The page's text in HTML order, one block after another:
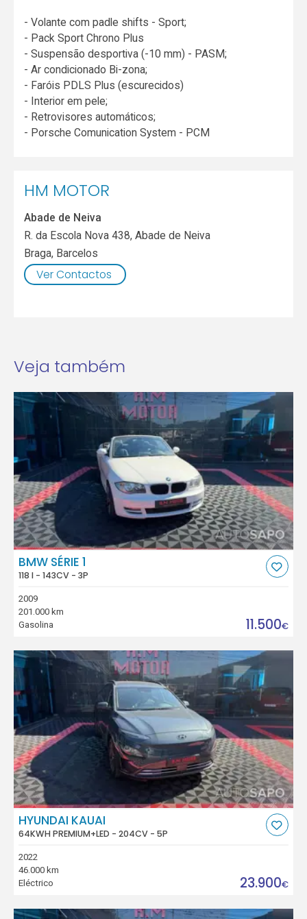
- Volante com padle shifts - Sport;
- ⁠Pack Sport Chrono Plus
- ⁠Suspensão desportiva (-10 mm) - PASM;
- ⁠Ar condicionado Bi-zona;
- ⁠Faróis PDLS Plus (escurecidos)
- ⁠Interior em pele;
- ⁠Retrovisores automáticos;
- ⁠Porsche Comunication System - PCM
HM MOTOR
Abade de Neiva
R. da Escola Nova 438, Abade de Neiva
Braga, Barcelos
Ver Contactos
Veja também
BMW SÉRIE 1
118 I - 143CV - 3P
2009
201.000 km
Gasolina
11.500€
HYUNDAI KAUAI
64KWH PREMIUM+LED - 204CV - 5P
2022
46.000 km
Eléctrico
23.900€